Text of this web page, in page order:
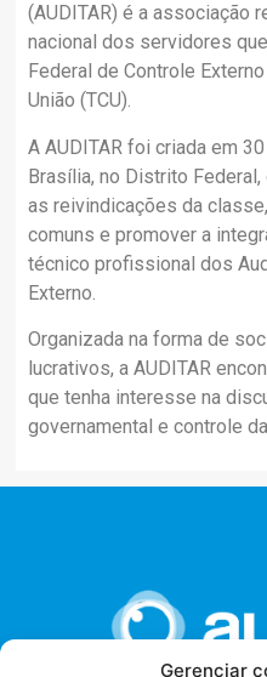
Gerenciar
(AUDITAR) é a associação
nacional dos servidores
Federal de Controle
União (TCU).
A AUDITAR foi criada em
Brasília, no Distrito
as reivindicações da
comuns e promover a
técnico profissional dos
Externo.
Organizada na forma de
lucrativos, a AUDITAR
que tenha interesse na
governamental e controle